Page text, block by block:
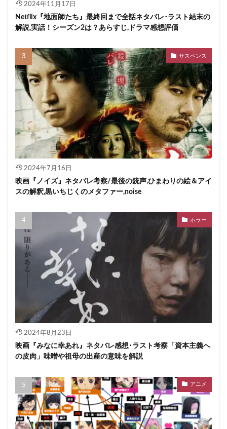
2024年11月17日
Netflix『地面師たち』最終回まで全話ネタバレ･ラスト結末の
解説,実話！シーズン2は？あらすじ,ドラマ感想評価
サスペンス
2024年7月16日
映画『ノイズ』ネタバレ考察/最後の銃声,ひまわりの絵＆アイ
スの解釈,黒いちじくのメタファー,noise
ホラー
2024年8月23日
映画『みなに幸あれ』ネタバレ感想･ラスト考察「資本主義へ
の皮肉」味噌や祖母の出産の意味を解説
アニメ